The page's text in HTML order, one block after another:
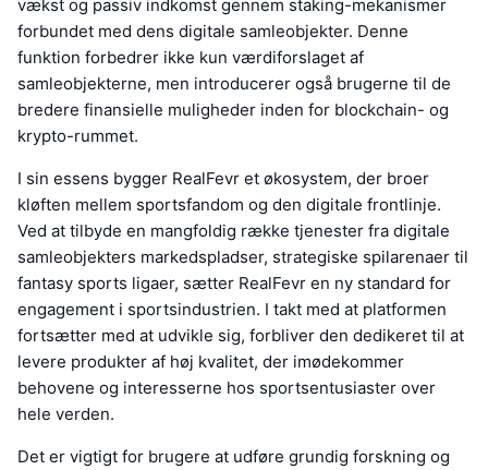
vækst og passiv indkomst gennem staking-mekanismer
forbundet med dens digitale samleobjekter. Denne
funktion forbedrer ikke kun værdiforslaget af
samleobjekterne, men introducerer også brugerne til de
bredere finansielle muligheder inden for blockchain- og
krypto-rummet.
I sin essens bygger RealFevr et økosystem, der broer
kløften mellem sportsfandom og den digitale frontlinje.
Ved at tilbyde en mangfoldig række tjenester fra digitale
samleobjekters markedspladser, strategiske spilarenaer til
fantasy sports ligaer, sætter RealFevr en ny standard for
engagement i sportsindustrien. I takt med at platformen
fortsætter med at udvikle sig, forbliver den dedikeret til at
levere produkter af høj kvalitet, der imødekommer
behovene og interesserne hos sportsentusiaster over
hele verden.
Det er vigtigt for brugere at udføre grundig forskning og